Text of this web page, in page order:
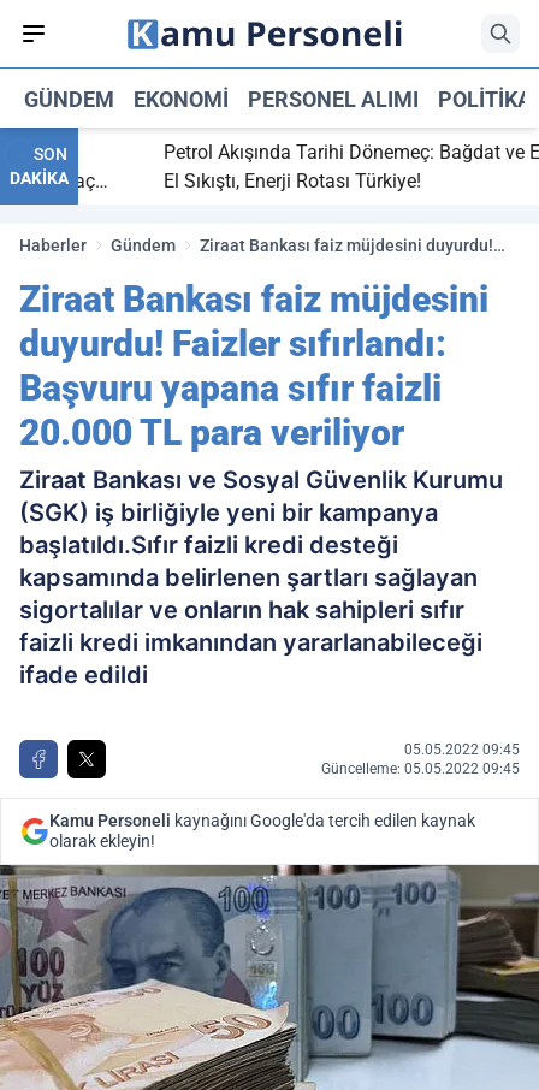
GÜNDEM EKONOMI PERSONEL ALIMI POLITIKA
SON
DAKİKA
bitti,
maç
Petrol Akışında Tarihi Dönemeç: Bağdat ve
El Sıkıştı, Enerji Rotası Türkiye!
Haberler Gündem
Ziraat Bankası faiz müjdesini duyurdu!
faizli 20.000 TL para veriliyor
Ziraat Bankası faiz müjdesini
duyurdu! Faizler sıfırlandı:
Başvuru yapana sıfır faizli
20.000 TL para veriliyor
Ziraat Bankası ve Sosyal Güvenlik Kurumu
(SGK) iş birliğiyle yeni bir kampanya
başlatıldı.Sıfır faizli kredi desteği
kapsamında belirlenen şartları sağlayan
sigortalılar ve onların hak sahipleri sıfır
faizli kredi imkanından yararlanabileceği
ifade edildi
05.05.2022 09:45
Güncelleme: 05.05.2022 09:45
Kamu Personeli kaynağını Google'da tercih edilen kaynak
olarak ekleyin!